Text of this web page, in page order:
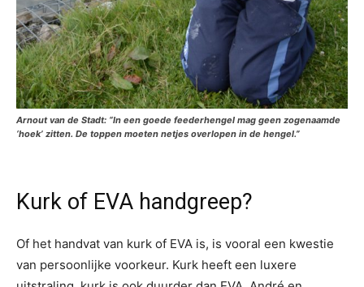
Arnout van de Stadt: “In een goede feederhengel mag geen zogenaamde
‘hoek’ zitten. De toppen moeten netjes overlopen in de hengel.”
Kurk of EVA handgreep?
Of het handvat van kurk of EVA is, is vooral een kwestie
van persoonlijke voorkeur. Kurk heeft een luxere